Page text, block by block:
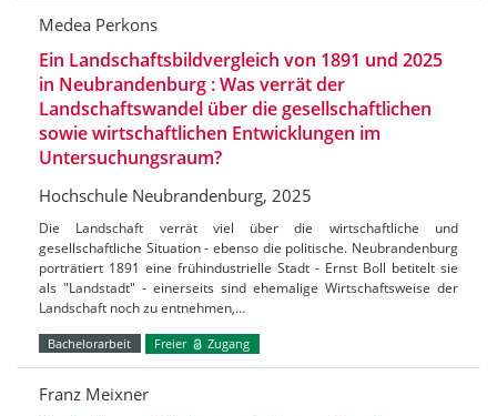
Medea Perkons
Ein Landschaftsbildvergleich von 1891 und 2025
in Neubrandenburg : Was verrät der
Landschaftswandel über die gesellschaftlichen
sowie wirtschaftlichen Entwicklungen im
Untersuchungsraum?
Hochschule Neubrandenburg, 2025
Die Landschaft verrät viel über die wirtschaftliche und
gesellschaftliche Situation - ebenso die politische. Neubrandenburg
porträtiert 1891 eine frühindustrielle Stadt - Ernst Boll betitelt sie
als "Landstadt" - einerseits sind ehemalige Wirtschaftsweise der
Landschaft noch zu entnehmen,…
Bachelorarbeit Freier Zugang
Franz Meixner